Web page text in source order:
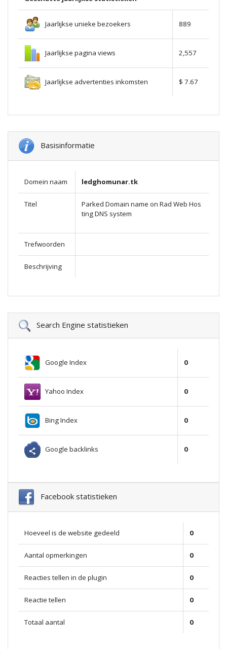
Jaarlijkse unieke bezoekers 889
Jaarlijkse pagina views 2,557
Jaarlijkse advertenties inkomsten $ 7.67
Basisinformatie
Domein naam ledghomunar.tk
Titel
Parked Domain name on Rad Web Hos
ting DNS system
Trefwoorden
Beschrijving
Search Engine statistieken
Google Index 0
Yahoo Index 0
Bing Index 0
Google backlinks 0
Facebook statistieken
Hoeveel is de website gedeeld 0
Aantal opmerkingen 0
Reacties tellen in de plugin 0
Reactie tellen 0
Totaal aantal 0